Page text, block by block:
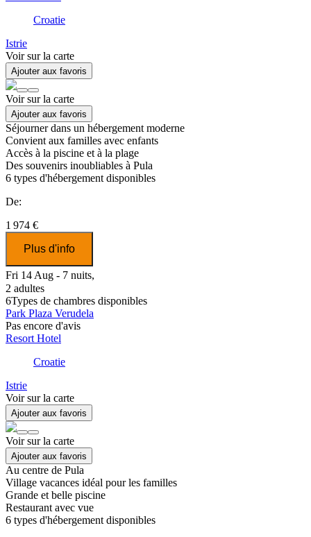
Croatie
Istrie
Voir sur la carte
Ajouter aux favoris
Voir sur la carte
Ajouter aux favoris
Séjourner dans un hébergement moderne
Convient aux familles avec enfants
Accès à la piscine et à la plage
Des souvenirs inoubliables à Pula
6 types d'hébergement disponibles
De:
1 974 €
Plus d'info
Fri 14 Aug - 7 nuits,
2 adultes
6Types de chambres disponibles
Park Plaza Verudela
Pas encore d'avis
Resort Hotel
Croatie
Istrie
Voir sur la carte
Ajouter aux favoris
Voir sur la carte
Ajouter aux favoris
Au centre de Pula
Village vacances idéal pour les familles
Grande et belle piscine
Restaurant avec vue
6 types d'hébergement disponibles